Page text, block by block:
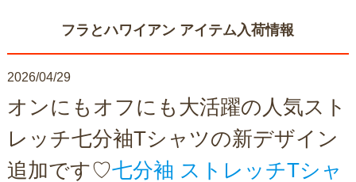
フラとハワイアン アイテム入荷情報
2026/04/29
オンにもオフにも大活躍の人気スト
レッチ七分袖Tシャツの新デザイン
追加です♡七分袖 ストレッチTシャ